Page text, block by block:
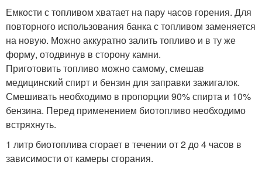
Емкости с топливом хватает на пару часов горения. Для
повторного использования банка с топливом заменяется
на новую. Можно аккуратно залить топливо и в ту же
форму, отодвинув в сторону камни.
Приготовить топливо можно самому, смешав
медицинский спирт и бензин для заправки зажигалок.
Смешивать необходимо в пропорции 90% спирта и 10%
бензина. Перед применением биотопливо необходимо
встряхнуть.
1 литр биотоплива сгорает в течении от 2 до 4 часов в
зависимости от камеры сгорания.